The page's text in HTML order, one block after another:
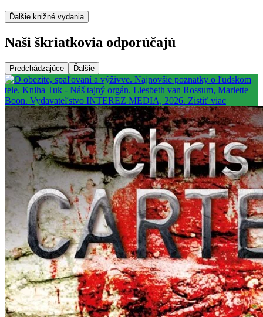
Ďalšie knižné vydania
Naši škriatkovia odporúčajú
Predchádzajúce Ďalšie